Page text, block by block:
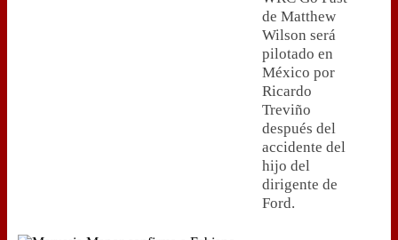
de Matthew
Wilson será
pilotado en
México por
Ricardo
Treviño
después del
accidente del
hijo del
dirigente de
Ford.